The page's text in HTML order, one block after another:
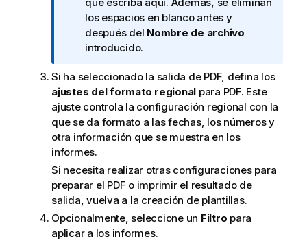
a
i
n
o
r
m
a
t
i
v
a
los espacios en blanco antes y
después del Nombre de archivo
introducido.
Si ha seleccionado la salida de PDF, defina los
ajustes del formato regional para PDF. Este
ajuste controla la configuración regional con la
que se da formato a las fechas, los números y
otra información que se muestra en los
informes.
Si necesita realizar otras configuraciones para
preparar el PDF o imprimir el resultado de
salida, vuelva a la creación de plantillas.
Opcionalmente, seleccione un Filtro para
aplicar a los informes.